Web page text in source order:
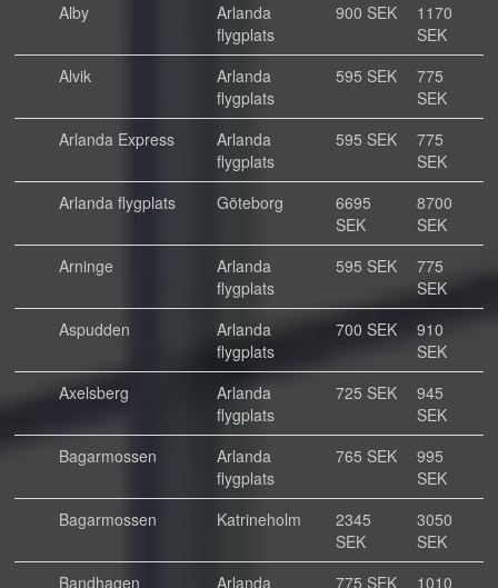
Alby
Arlanda
flygplats
900 SEK
1170
SEK
Alvik
Arlanda
flygplats
595 SEK
775
SEK
Arlanda Express
Arlanda
flygplats
595 SEK
775
SEK
Arlanda flygplats
Göteborg
6695
SEK
8700
SEK
Arninge
Arlanda
flygplats
595 SEK
775
SEK
Aspudden
Arlanda
flygplats
700 SEK
910
SEK
Axelsberg
Arlanda
flygplats
725 SEK
945
SEK
Bagarmossen
Arlanda
flygplats
765 SEK
995
SEK
Bagarmossen
Katrineholm
2345
SEK
3050
SEK
Bandhagen
Arlanda 775 SEK 1010